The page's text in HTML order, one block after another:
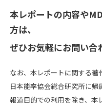
本レポートの内容や
方は、
ぜひお気軽にお問い合
なお、本レポートに関する
日本能率協会総合研究所に帰
報道目的での利用を除き、本